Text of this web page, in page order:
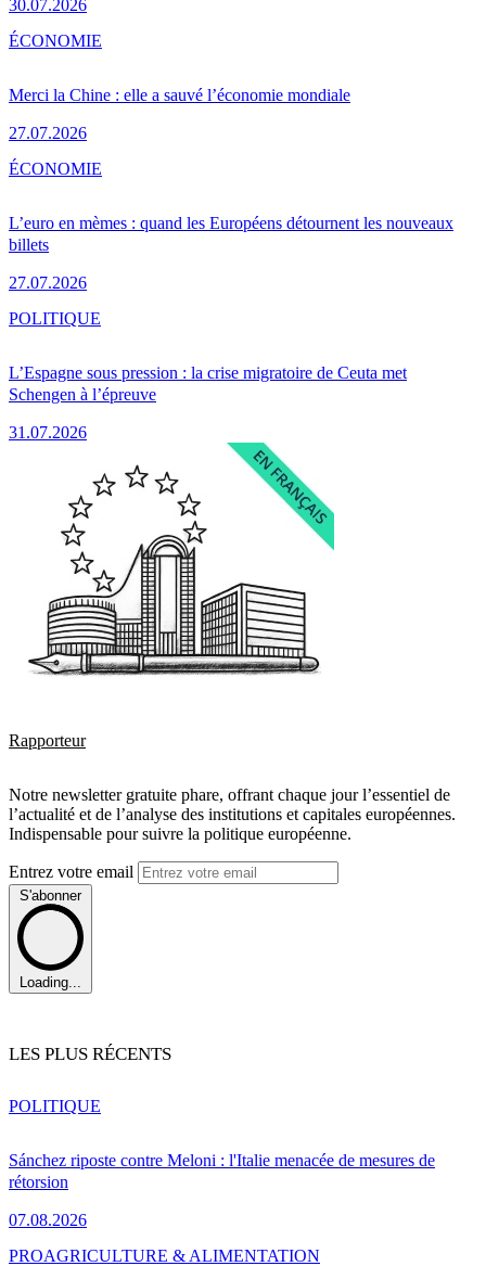
30.07.2026
Merci la Chine : elle a sauvé l’économie mondiale
27.07.2026
ÉCONOMIE
L’euro en mèmes : quand les Européens détournent les nouveaux
billets
27.07.2026
ÉCONOMIE
L’Espagne sous pression : la crise migratoire de Ceuta met
Schengen à l’épreuve
31.07.2026
POLITIQUE
Rapporteur
Notre newsletter gratuite phare, offrant chaque jour l’essentiel de
l’actualité et de l’analyse des institutions et capitales européennes.
Indispensable pour suivre la politique européenne.
Entrez votre email
S'abonner
Loading...
LES PLUS RÉCENTS
Sánchez riposte contre Meloni : l'Italie menacée de mesures de
rétorsion
07.08.2026
POLITIQUE
PROAGRICULTURE & ALIMENTATION